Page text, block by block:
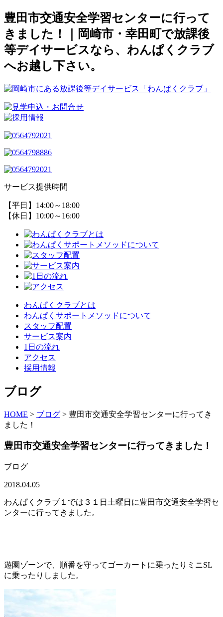
豊田市交通安全学習センターに行って
きました！｜岡崎市・幸田町で放課後
等デイサービスなら、わんぱくクラブ
へお越し下さい。
サービス提供時間
【平日】14:00～18:00
【休日】10:00～16:00
わんぱくクラブとは
わんぱくサポートメソッドについて
スタッフ配置
サービス案内
1日の流れ
アクセス
採用情報
ブログ
HOME > ブログ > 豊田市交通安全学習センターに行ってき
ました！
豊田市交通安全学習センターに行ってきました！
ブログ
2018.04.05
わんぱくクラブ１では３１日土曜日に豊田市交通安全学習セ
ンターに行ってきました。
遊園ゾーンで、順番を守ってゴーカートに乗ったりミニSL
に乗ったりしました。